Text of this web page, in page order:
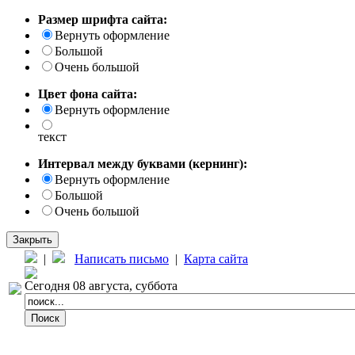
Размер шрифта сайта:
Вернуть оформление
Большой
Очень большой
Цвет фона сайта:
Вернуть оформление
текст
Интервал между буквами (кернинг):
Вернуть оформление
Большой
Очень большой
Закрыть
| Написать письмо | Карта сайта
Сегодня 08 августа, суббота